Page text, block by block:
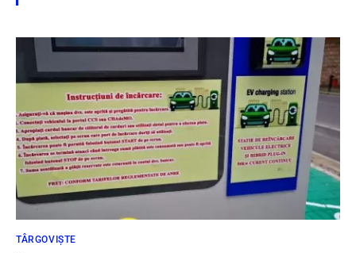
TÂRGOVIȘTE